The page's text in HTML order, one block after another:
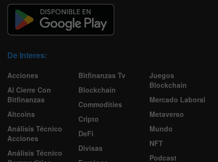
De Interes:
Acciones
Al Cierre Con
Bitfinanzas
Altcoins
Análisis Técnico
Acciones
Análisis Técnico
Bitfinanzas Tv
Blockchain
Commodities
Cripto
DeFi
Divisas
Juegos
Blockchain
Mercado Laboral
Metaverso
Mundo
NFT
Podcast